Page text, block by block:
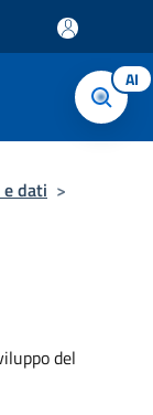
AI
dati >
del